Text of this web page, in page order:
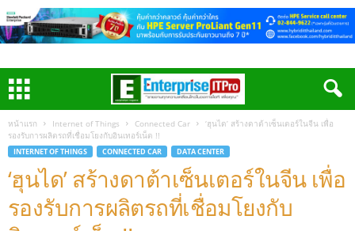
หน้าแรก Internet of Things Connected Car
‘ฮุนได’ สร้างดาต้าเซ็นเตอร์ในจีน เพื่อ
รองรับการผลิตรถที่เชื่อมโยงกับอินเทอร์เน็ต !!
INTERNET OF THINGS CONNECTED CAR DATA CENTER
‘ฮุนได’ สร้างดาต้าเซ็นเตอร์ในจีน เพื่อ
รองรับการผลิตรถที่เชื่อมโยงกับ